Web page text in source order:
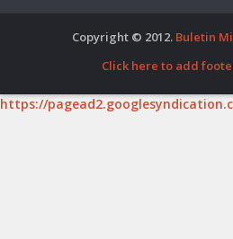
Copyright © 2012. Buletin
Click here to add
https://